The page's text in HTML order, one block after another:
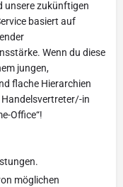
unsere zukünftigen
basiert auf
Wenn du diese
jungen,
flache Hierarchien
in
Office“!
möglichen